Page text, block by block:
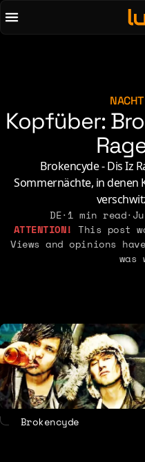
To main content
To menu
Code
Concrete & Steel
Curiosity & Science
Digital Life
2025
2021
2019
2018
2015
2014
2013
About Contact
Kopfüber:
Brokencyde - Dis Iz
Sommernächte, in denen
DE· 1 min read·
This post
Views and opinions
Brokencyde